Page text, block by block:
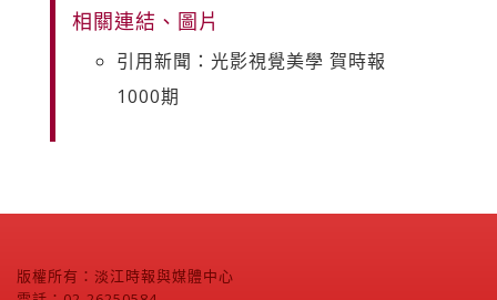
相關連結、圖片
引用新聞：光影視覺美學 賀時報
1000期
版權所有：淡江時報與媒體中心